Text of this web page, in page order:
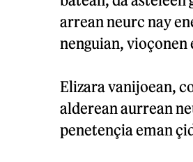
arrean neurc nay
nenguian, vioçonen
Elizara vanijoean,
alderean aurrean
penetençia eman